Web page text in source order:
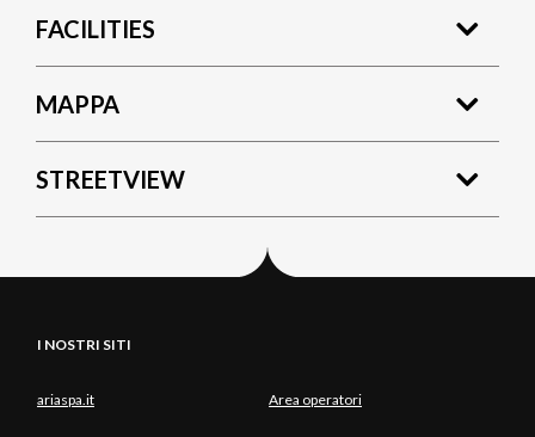
FACILITIES
MAPPA
STREETVIEW
I NOSTRI SITI
ariaspa.it Area operatori